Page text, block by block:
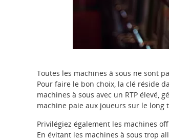
Toutes les machines à sous ne sont
Pour faire le bon choix, la clé réside
machines à sous avec un RTP élevé,
machine paie aux joueurs sur le long
Privilégiez également les machines
En évitant les machines à sous trop